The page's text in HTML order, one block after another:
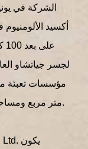
أكسيد
لجسر جياتشاو
متر مربع ومساحة بناء 8000 متر مربع، يعمل بها 200 موظف.
Zhejiang Aluminum Master Packing Co., Ltd. يكون